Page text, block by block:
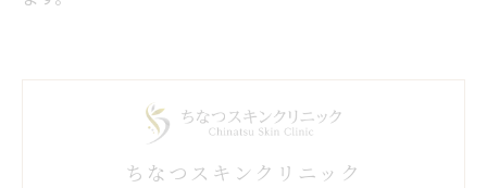
ちなつスキンクリニック